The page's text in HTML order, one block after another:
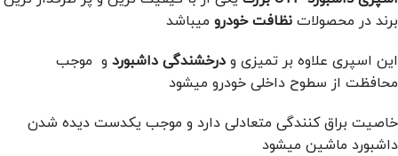
برند در محصولات نظافت خودرو میباشد
این اسپری علاوه بر تمیزی و درخشندگی داشبورد و موجب
محافظت از سطوح داخلی خودرو میشود
خاصیت براق کنندگی متعادلی دارد و موجب یکدست دیده شدن
داشبورد ماشین میشود